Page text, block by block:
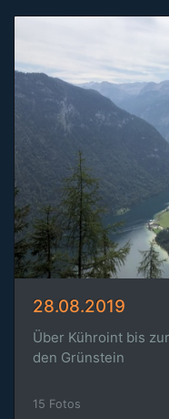
28.08.2019
Über Kühroint bis
den Grünstein
15 Fotos